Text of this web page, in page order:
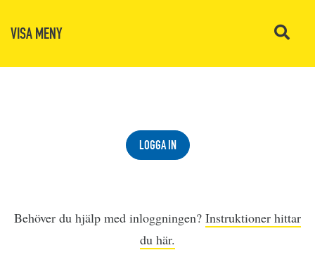
VISA MENY
LOGGA IN
Behöver du hjälp med inloggningen? Instruktioner hittar
du här.